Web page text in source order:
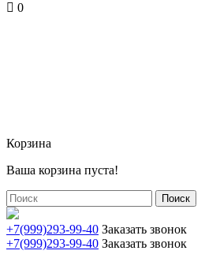
0
Корзина
Ваша корзина пуста!
Поиск
+7(999)293-99-40 Заказать звонок
+7(999)293-99-40 Заказать звонок